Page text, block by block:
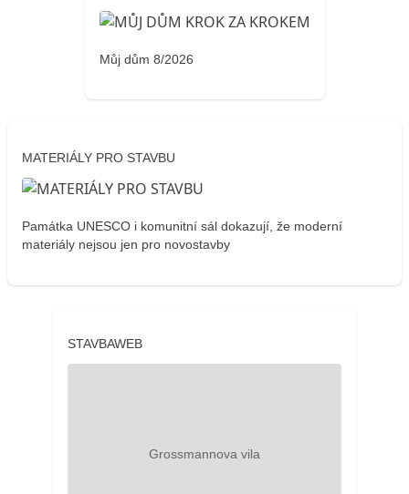
Můj dům 8/2026
MATERIÁLY PRO STAVBU
Památka UNESCO i komunitní sál dokazují, že moderní
materiály nejsou jen pro novostavby
STAVBAWEB